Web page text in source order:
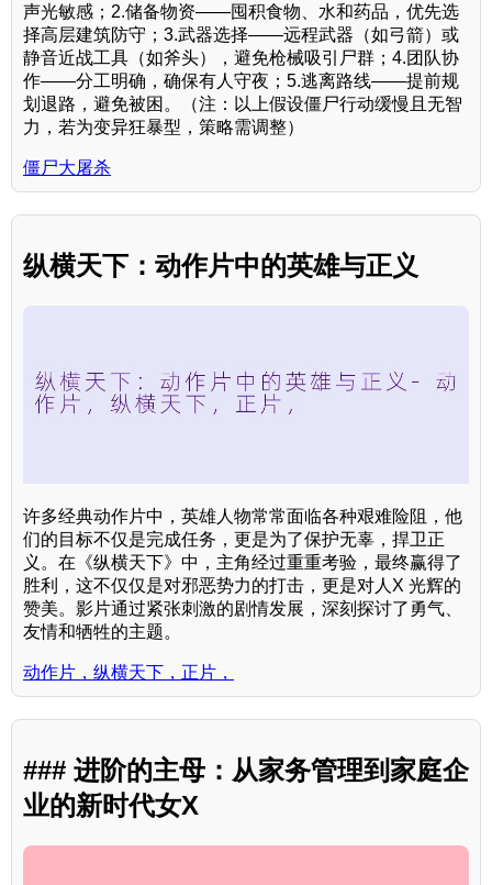
声光敏感；2.储备物资——囤积食物、水和药品，优先选
择高层建筑防守；3.武器选择——远程武器（如弓箭）或
静音近战工具（如斧头），避免枪械吸引尸群；4.团队协
作——分工明确，确保有人守夜；5.逃离路线——提前规
划退路，避免被困。（注：以上假设僵尸行动缓慢且无智
力，若为变异狂暴型，策略需调整）
僵尸大屠杀
纵横天下：动作片中的英雄与正义
许多经典动作片中，英雄人物常常面临各种艰难险阻，他
们的目标不仅是完成任务，更是为了保护无辜，捍卫正
义。在《纵横天下》中，主角经过重重考验，最终赢得了
胜利，这不仅仅是对邪恶势力的打击，更是对人X 光辉的
赞美。影片通过紧张刺激的剧情发展，深刻探讨了勇气、
友情和牺牲的主题。
动作片，纵横天下，正片，
### 进阶的主母：从家务管理到家庭企
业的新时代女X